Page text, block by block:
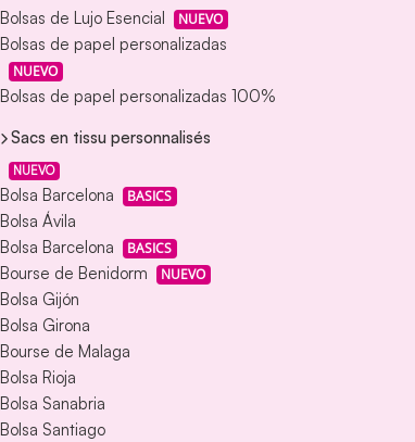
Bolsas de Lujo Esencial
NUEVO
Bolsas de papel personalizadas
NUEVO
Bolsas de papel personalizadas 100%
Sacs en tissu personnalisés
NUEVO
Bolsa Barcelona BASICS
Bolsa Ávila
Bolsa Barcelona
BASICS
Bourse de Benidorm NUEVO
Bolsa Gijón
Bolsa Girona
Bourse de Malaga
Bolsa Rioja
Bolsa Sanabria
Bolsa Santiago